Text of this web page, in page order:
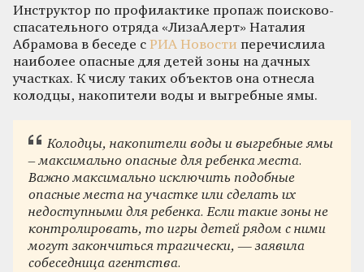
Инструктор по профилактике пропаж поисково-
спасательного отряда «ЛизаАлерт» Наталия
Абрамова в беседе с РИА Новости перечислила
наиболее опасные для детей зоны на дачных
участках. К числу таких объектов она отнесла
колодцы, накопители воды и выгребные ямы.
Колодцы, накопители воды и выгребные ямы
– максимально опасные для ребенка места.
Важно максимально исключить подобные
опасные места на участке или сделать их
недоступными для ребенка. Если такие зоны не
контролировать, то игры детей рядом с ними
могут закончиться трагически, — заявила
собеседница агентства.